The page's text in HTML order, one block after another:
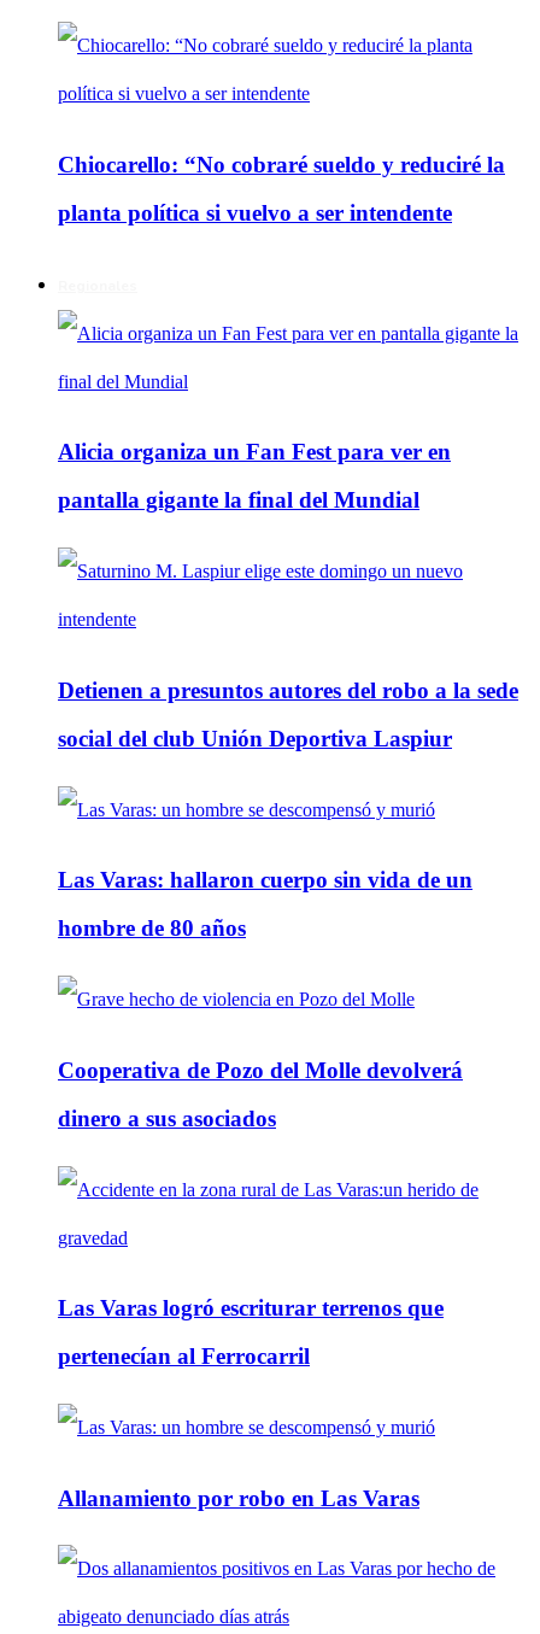
Chiocarello: “No cobraré sueldo y reduciré la
planta política si vuelvo a ser intendente
Alicia organiza un Fan Fest para ver en
pantalla gigante la final del Mundial
Detienen a presuntos autores del robo a la sede
social del club Unión Deportiva Laspiur
Las Varas: hallaron cuerpo sin vida de un
hombre de 80 años
Cooperativa de Pozo del Molle devolverá
dinero a sus asociados
Las Varas logró escriturar terrenos que
pertenecían al Ferrocarril
Allanamiento por robo en Las Varas